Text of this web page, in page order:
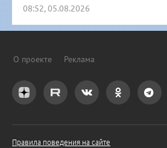
08:52, 05.08.2026
О проекте Реклама
Правила поведения на сайте